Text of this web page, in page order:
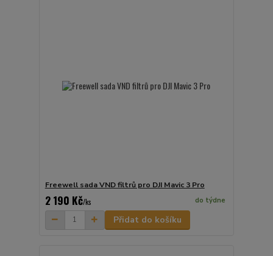
Freewell sada VND filtrů pro DJI Mavic 3 Pro
2 190 Kč/ks do týdne
Přidat do košíku